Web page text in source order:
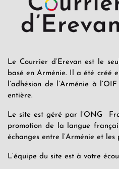
Le Courrier d’Erevan est le
basé en Arménie. Il a été créé
l’adhésion de l’Arménie à
entière.
Le site est géré par l’ONG
promotion de la langue
échanges entre l’Arménie et
L’équipe du site est à votre